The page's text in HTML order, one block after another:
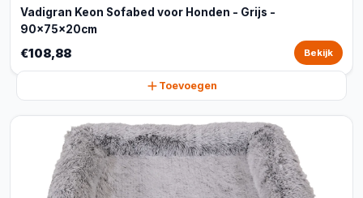
Vadigran Keon Sofabed voor Honden - Grijs -
90x75x20cm
€108,88 Bekijk
Toevoegen